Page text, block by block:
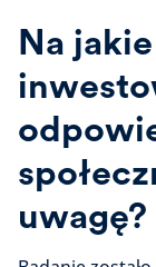
Na
uwagę?